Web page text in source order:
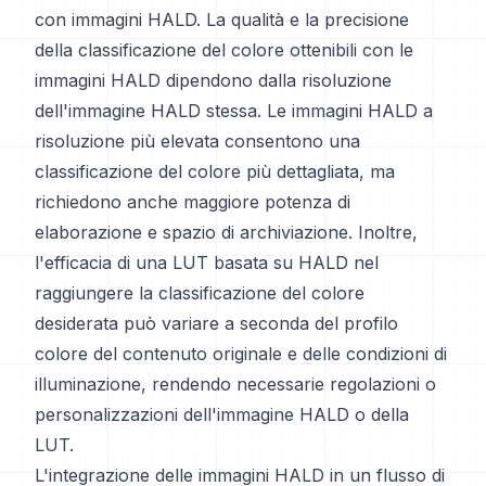
con immagini HALD. La qualità e la precisione
della classificazione del colore ottenibili con le
immagini HALD dipendono dalla risoluzione
dell'immagine HALD stessa. Le immagini HALD a
risoluzione più elevata consentono una
classificazione del colore più dettagliata, ma
richiedono anche maggiore potenza di
elaborazione e spazio di archiviazione. Inoltre,
l'efficacia di una LUT basata su HALD nel
raggiungere la classificazione del colore
desiderata può variare a seconda del profilo
colore del contenuto originale e delle condizioni di
illuminazione, rendendo necessarie regolazioni o
personalizzazioni dell'immagine HALD o della
LUT.
L'integrazione delle immagini HALD in un flusso di